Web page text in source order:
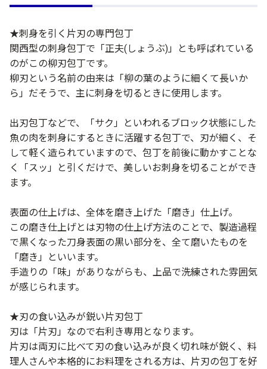
★刺身を引く片刃の専門包丁
関西型の刺身包丁で「正夫(しょうぶ)」とも呼ばれている
のがこの柳刃包丁です。
柳刃という名前の由来は「柳の葉のように細くて長いか
ら」だそうで、主に刺身を切るときに使用します。
出刃包丁などで、「サク」といわれるブロック状態にした
魚の肉を刺身にするときに活躍する包丁で、刃が細く、そ
して軽く造られていますので、包丁を前後に動かすことな
く「スッ」と引くだけで、美しいお刺身を切ることができ
ます。
表面の仕上げは、全体を磨き上げた「磨き」仕上げ。
この磨き仕上げとは刃物の仕上げ方法のことで、製造過程
で黒くなった刀身表面の黒い部分を、全て磨いたものを
「磨き」といいます。
手造りの「味」がありながらも、上品で洗練された雰囲気
が感じられます。
★刃の食い込みが鋭い片刃包丁
刃は「片刃」なので右利き専用となります。
片刃は両刃に比べて刃の食い込みが良く切れ味が鋭く、料
理人さんや本格的にお料理をされる方は、片刃の包丁を好